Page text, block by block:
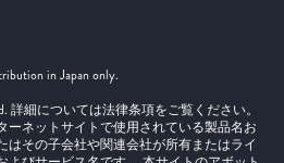
in Japan only.
詳細については法律条項をご覧ください。
ーネットサイトで使用されている製品名お
はその子会社や関連会社が所有またはライ